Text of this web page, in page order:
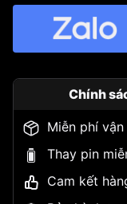
Chính
Miễn phí
Thay pin
Cam kết